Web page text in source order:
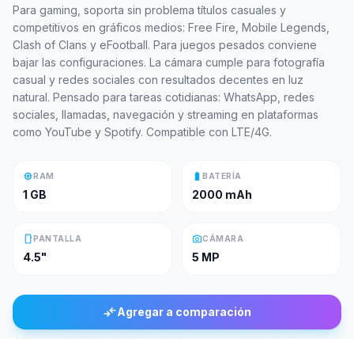
Para gaming, soporta sin problema títulos casuales y
competitivos en gráficos medios: Free Fire, Mobile Legends,
Clash of Clans y eFootball. Para juegos pesados conviene
bajar las configuraciones. La cámara cumple para fotografía
casual y redes sociales con resultados decentes en luz
natural. Pensado para tareas cotidianas: WhatsApp, redes
sociales, llamadas, navegación y streaming en plataformas
como YouTube y Spotify. Compatible con LTE/4G.
memoryRAM
1 GB
battery_full BATERÍA
2000 mAh
smartphonePANTALLA
4.5"
photo_cameraCÁMARA
5 MP
compare_arrowsAgregar a comparación